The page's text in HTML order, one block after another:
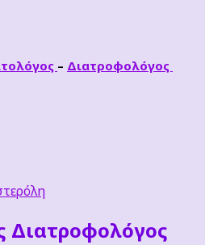
– Διατροφολόγος
Διατροφολόγος